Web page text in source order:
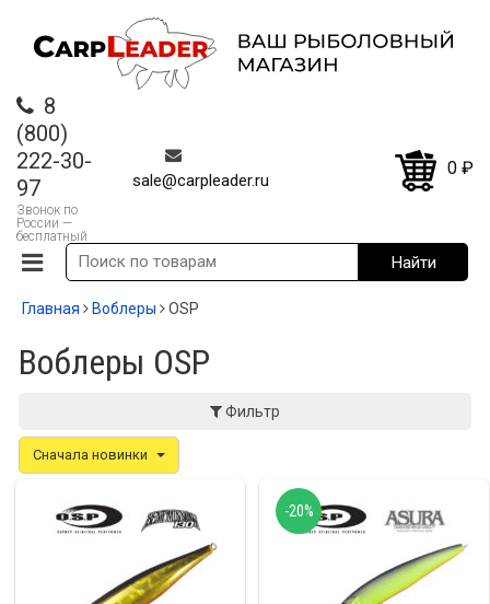
8
(800)
222-30-
97
Звонок по
России —
бесплатный
sale@carpleader.ru
0 ₽
Главная Воблеры OSP
Воблеры OSP
Фильтр
Сначала новинки
-20%